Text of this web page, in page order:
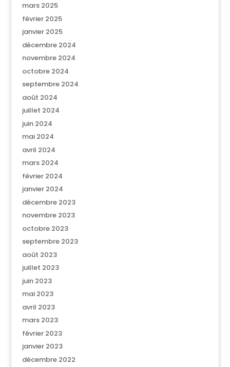
mars 2025
février 2025
janvier 2025
décembre 2024
novembre 2024
octobre 2024
septembre 2024
août 2024
juillet 2024
juin 2024
mai 2024
avril 2024
mars 2024
février 2024
janvier 2024
décembre 2023
novembre 2023
octobre 2023
septembre 2023
août 2023
juillet 2023
juin 2023
mai 2023
avril 2023
mars 2023
février 2023
janvier 2023
décembre 2022